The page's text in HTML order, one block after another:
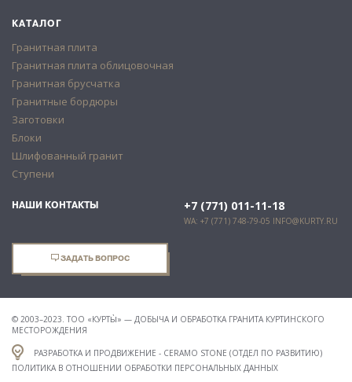
КАТАЛОГ
Гранитная плита
Гранитная плита облицовочная
Гранитная брусчатка
Гранитные бордюры
Заготовки
Блоки
Шлифованный гранит
Ступени
НАШИ КОНТАКТЫ +7 (771) 011-11-18
WA: +7 (771) 748-79-05 INFO@KURTY.RU
ЗАДАТЬ ВОПРОС
© 2003–2023. ТОО «КУРТЫ̀» — ДОБЫЧА И ОБРАБОТКА ГРАНИТА КУРТИНСКОГО
МЕСТОРОЖДЕНИЯ
РАЗРАБОТКА И ПРОДВИЖЕНИЕ - CERAMO STONE (ОТДЕЛ ПО РАЗВИТИЮ)
ПОЛИТИКА В ОТНОШЕНИИ ОБРАБОТКИ ПЕРСОНАЛЬНЫХ ДАННЫХ